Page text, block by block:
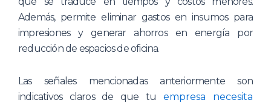
Además, permite eliminar gastos en insumos para
impresiones y generar ahorros en energía por
reducción de espacios de oficina.
Las señales mencionadas anteriormente son
indicativos claros de que tu empresa necesita